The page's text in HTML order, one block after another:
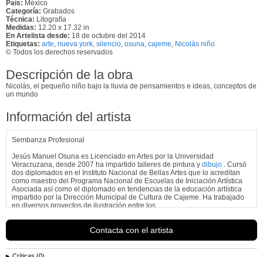
País: México
Categoría: Grabados
Técnica: Litografía
Medidas: 12.20 x 17.32 in
En Artelista desde: 18 de octubre del 2014
Etiquetas: arte, nueva york, silencio, osuna, cajeme, Nicolás niño
© Todos los derechos reservados
Descripción de la obra
Nicolás, el pequeño niño bajo la lluvia de pensamientos e ideas, conceptos de
un mundo
Información del artista
Sembanza Profesional
Jesús Manuel Osuna es Licenciado en Artes por la Universidad
Veracruzana, desde 2007 ha impartido talleres de pintura y dibujo . Cursó
dos diplomados en el Instituto Nacional de Bellas Artes que lo acreditan
como maestro del Programa Nacional de Escuelas de Iniciación Artística
Asociada así como el diplomado en tendencias de la educación artística
impartido por la Dirección Municipal de Cultura de Cajeme. Ha trabajado
en diversos proyectos de ilustración entre los...
Contacta con el artista